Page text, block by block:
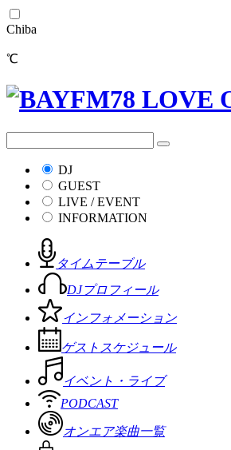
Chiba
℃
DJ
GUEST
LIVE / EVENT
INFORMATION
タイムテーブル
DJプロフィール
インフォメーション
ゲストスケジュール
イベント・ライブ
PODCAST
オンエア楽曲一覧